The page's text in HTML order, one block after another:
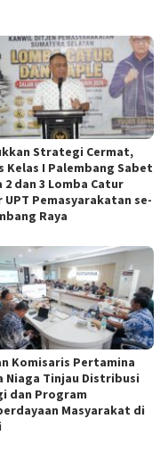
Strategi Cermat,
Kelas I Palembang Sabet
2 dan 3 Lomba Catur
UPT Pemasyarakatan se-
Raya
Komisaris Pertamina
Niaga Tinjau Distribusi
dan Program
Masyarakat di